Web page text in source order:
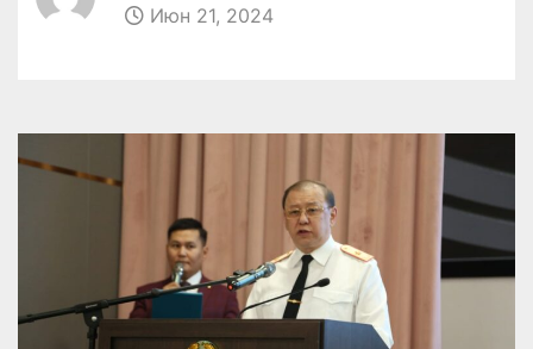
Июн 21, 2024